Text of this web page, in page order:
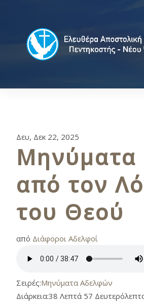
Δευ, Δεκ 22, 2025
Μηνύματα
από τον
του Θεού
από Διάφοροι Αδελφοί
Σειρές:Μηνύματα Αδελφών
Διάρκεια:38 Λεπτά 57